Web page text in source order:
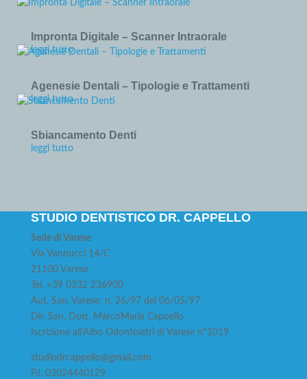
Impronta Digitale – Scanner Intraorale
leggi tutto
Agenesie Dentali – Tipologie e Trattamenti
leggi tutto
Sbiancamento Denti
leggi tutto
STUDIO DENTISTICO DR. CAPPELLO
Sede di Varese
Via Vannucci 14/C
21100 Varese
Tel. +39 0332 236900
Aut. San. Varese: n. 26/97 del 06/05/97
Dir. San. Dott. MarcoMaria Cappello
Iscrizione all’Albo Odontoiatri di Varese n°1019
studiodrcappello@gmail.com
P.I. 03024440129